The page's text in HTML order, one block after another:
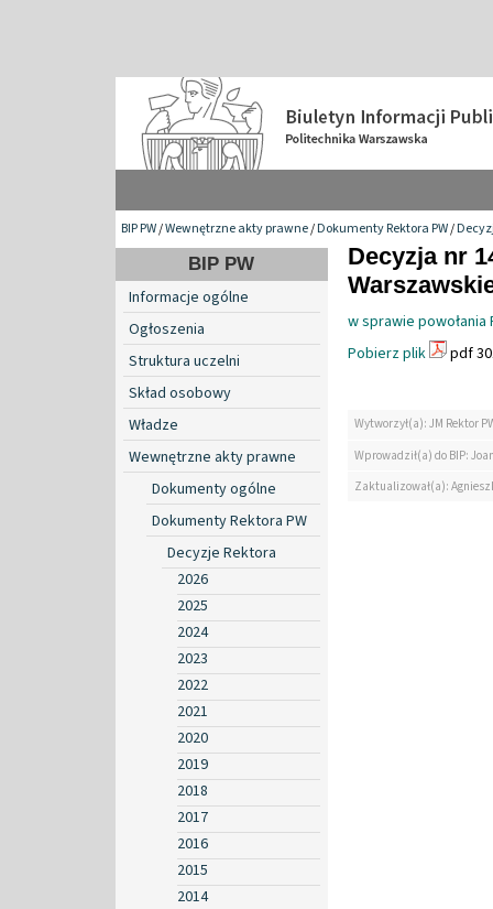
BIP PW/Wewnętrzne akty prawne/Dokumenty Rektora PW/
BIP PW
Informacje ogólne
Ogłoszenia
Struktura uczelni
Skład osobowy
Władze
Wewnętrzne akty prawne
Dokumenty ogólne
Dokumenty Rektora PW
Decyzje Rektora
2026
2025
2024
2023
2022
2021
2020
2019
2018
2017
2016
2015
2014
Decyzja nr
w sprawie
Pobierz plik
pdf
Wytworzył(a): JM Rektor
Wprowadził(a) do BIP:
Zaktualizował(a):